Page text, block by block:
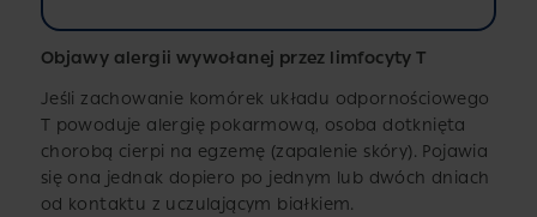
Objawy alergii wywołanej przez limfocyty T
Jeśli zachowanie komórek układu odpornościowego
T powoduje alergię pokarmową, osoba dotknięta
chorobą cierpi na egzemę (zapalenie skóry). Pojawia
się ona jednak dopiero po jednym lub dwóch dniach
od kontaktu z uczulającym białkiem.